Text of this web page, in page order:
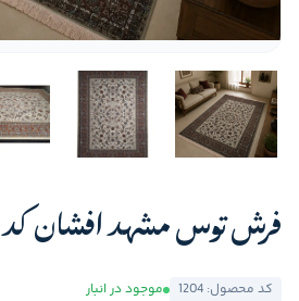
فرش توس مشهد افشان کد 5
کد محصول: 1204 موجود در انبار